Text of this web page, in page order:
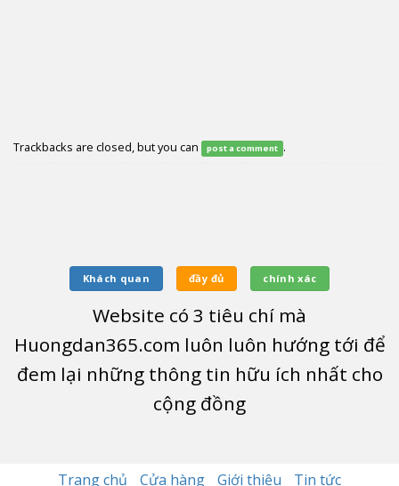
Trackbacks are closed, but you can post a comment .
Khách quan đầy đủ chính xác
Website có 3 tiêu chí mà
Huongdan365.com luôn luôn hướng tới để
đem lại những thông tin hữu ích nhất cho
cộng đồng
Trang chủ Cửa hàng Giới thiệu Tin tức